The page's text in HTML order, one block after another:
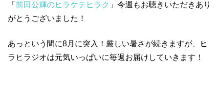
美容師 浜田ブリトニー 健康 まとめ
「 前田公輝のヒラケテヒラク 」今週もお聴きいただきあり
がとうございました！
あっという間に8月に突入！厳しい暑さが続きますが、ヒ
ラヒラジオは元気いっぱいに毎週お届けしていきます！